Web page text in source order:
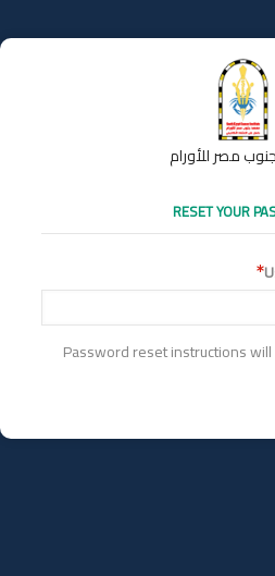
مصر للأورام
RESET YOUR
Password reset instructions